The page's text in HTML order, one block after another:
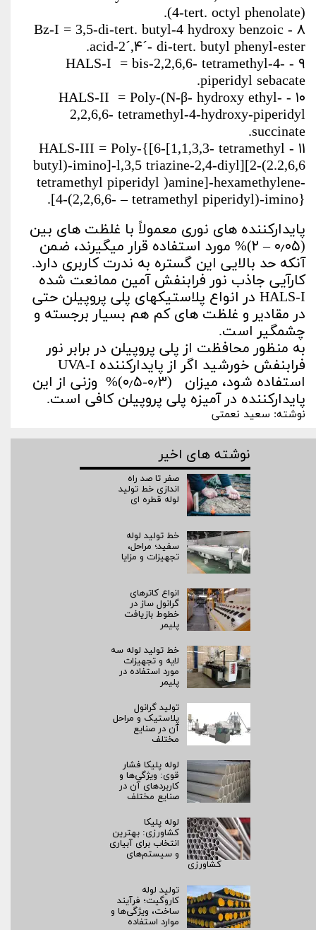
(4-tert. octyl phenolate).
۸ - Bz-I = 3,5-di-tert. butyl-4 hydroxy benzoic
acid-2´,۴´- di-tert. butyl phenyl-ester.
۹ - HALS-I = bis-2,2,6,6- tetramethyl-4-
piperidyl sebacate.
۱۰ - HALS-II = Poly-(N-β- hydroxy ethyl-
2,2,6,6- tetramethyl-4-hydroxy-piperidyl
succinate.
۱۱ - HALS-III = Poly-{[6-[1,1,3,3- tetramethyl
butyl)-imino]-l,3,5 triazine-2,4-diyl][2-(2.2,6,6
tetramethyl piperidyl )amine]-hexamethylene-
[4-(2,2,6,6- – tetramethyl piperidyl)-imino}.
پایدارکننده­ های نوری معمولاً با غلظت­ های بین
(۰٫۰۵ – ۲)% مورد استفاده قرار می­گیرند، ضمن
آن­که حد بالایی این گستره به ندرت کاربری دارد.
کارآیی جاذب نور فرابنفش آمین ممانعت شده
HALS-I در انواع پلاستیک­های پلی­ پروپیلن حتی
در مقادیر و غلظت­ های کم هم بسیار برجسته و
چشمگیر است.
به منظور محافظت از پلی­ پروپیلن در برابر نور
فرابنفش خورشید اگر از پایدارکننده UVA-I
استفاده شود، میزان (۰٫۳-۰٫۵)% وزنی از این
پایدارکننده در آمیزه پلی­ پروپیلن کافی است.
نوشته: سعید نعمتی
نوشته های اخیر
صفر تا صد راه‌
اندازی خط تولید
لوله قطره ای
خط تولید لوله
سفید؛ مراحل،
تجهیزات و مزایا
انواع کاترهای
گرانول ساز در
خطوط بازیافت
پلیمر
خط تولید لوله سه
لایه و تجهیزات
مورد استفاده در
پلیمر
تولید گرانول
پلاستیک و مراحل
آن در صنایع
مختلف
لوله پلیکا فشار
قوی: ویژگی‌ها و
کاربردهای آن در
صنایع مختلف
لوله پلیکا
کشاورزی: بهترین
انتخاب برای آبیاری
و سیستم‌های
کشاورزی
تولید لوله
کاروگیت؛ فرآیند
ساخت، ویژگی‌ها و
موارد استفاده